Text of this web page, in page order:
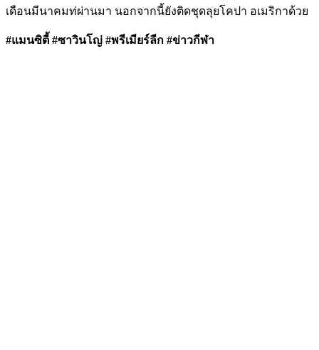
เดือนมีนาคมท่ผ่านมา นอกจากนี้ยังติดชุดลุยโคปา อเมริกาด้วย
#แมนซิตี้ #ซาวินโญ่ #พรีเมียร์ลีก #ข่าวกีฬา